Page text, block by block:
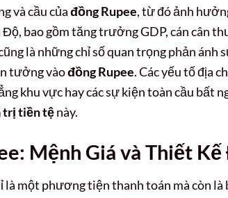
và cầu củađồng Rupee, từ đó ảnh
bao gồm tăng trưởng GDP, cán cân
là những chỉ số quan trọng phản ánh
tưởng vàođồng Rupee. Các yếu tố địa
khu vực hay các sự kiện toàn cầu bất
trị tiền tệnày.
: Mệnh Giá và Thiết
là một phương tiện thanh toán mà còn